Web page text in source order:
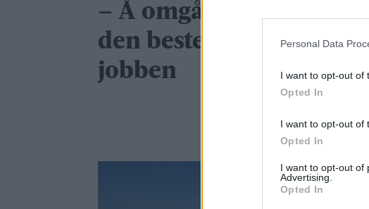
Personal Data
I want to opt-out of
Opted In
I want to opt-out of
Opted In
I want to opt-out of
Advertising.
Opted In
– Å omgås folk er
den beste delen av
jobben